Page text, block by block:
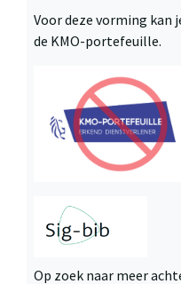
Voor deze vorming kan
de KMO-portefeuille.
Op zoek naar meer